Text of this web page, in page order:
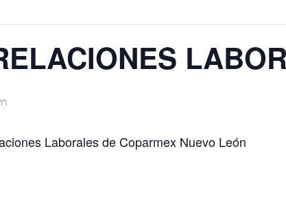
Laborales de Coparmex Nuevo León